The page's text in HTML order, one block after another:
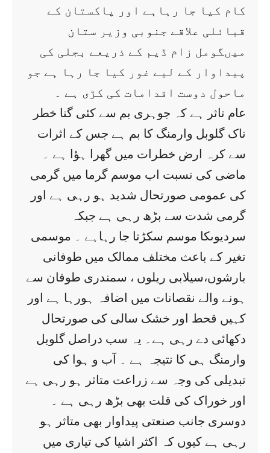
کام کیا جا رہاہے اور پاکستان کے
قبائلی علاقے جنوبی وزیر ستان
میںگومل زام ڈیم کے ذریعے بجلی کی
پیداوار کے لیے غور کیا جا رہا ہے جو
ماحول دوست اقدامات کی کڑی ہے ۔
عام تاثر ہے کہ جوہری بم سے کئی گنا خطر
ناک گلوبل وارمنگ کا بم ہے جس کے اثرات
سے کرہ ارض خطرات میں گھرا ہؤا ہے ۔
ماضی کی نسبت اب موسم گرما میں گرمی
کی عمومی صورتحال شدید ہو رہی ہے اور
گرمی شدت سے بڑھ رہی ہے جبکہ
سردیوںکا موسم سکڑتا جا رہاہے ۔ موسمی
تغیر کے باعث مختلف ممالک میں طوفانی
بارشوں،سیلابی ریلوں ، سمندری طوفان سے
ہونے والے نقصانات میں اضافہ ہورہا ہے اور
کہیں قحط اور خشک سالی کی صورتحال
دکھائی دے رہی ہے۔ یہ سب دراصل گلوبل
وارمنگ ہی کا نتیجہ ہے ۔ آب و ہوا کی
تبدیلی کی وجہ سے زراعت متاثر ہو رہی ہے
اور خوراک کی قلت بھی بڑھ رہی ہے ۔
دوسری جانب صنعتی پیداوار بھی متاثر ہو
رہی ہے کیوں کہ اکثر اشیا کی تیاری میں